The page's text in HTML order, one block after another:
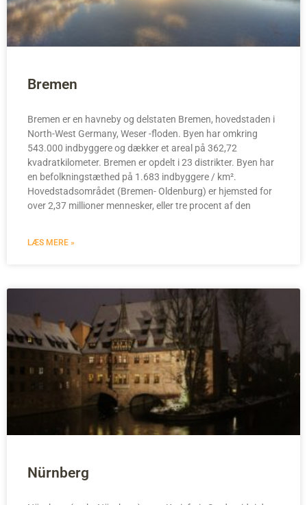
Bremen
Bremen er en havneby og delstaten Bremen, hovedstaden i
North-West Germany, Weser -floden. Byen har omkring
543.000 indbyggere og dækker et areal på 362,72
kvadratkilometer. Bremen er opdelt i 23 distrikter. Byen har
en befolkningstæthed på 1.683 indbyggere / km².
Hovedstadsområdet (Bremen- Oldenburg) er hjemsted for
over 2,37 millioner mennesker, eller tre procent af den
LÆS MERE »
Nürnberg